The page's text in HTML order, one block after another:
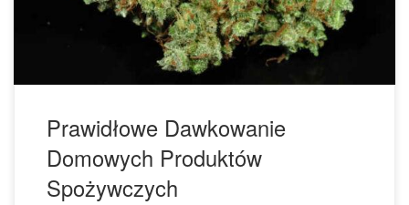
naśmiewać, ale podczas swojego haju […]
Prawidłowe Dawkowanie
Domowych Produktów
Spożywczych